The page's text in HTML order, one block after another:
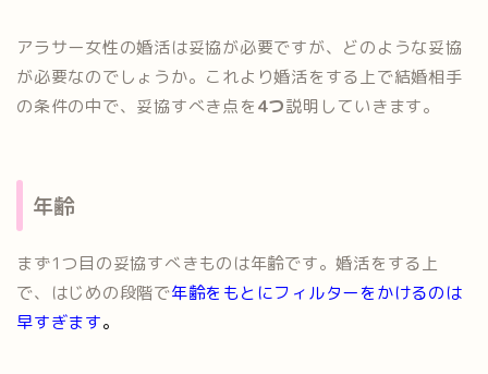
アラサー女性の婚活は妥協が必要ですが、どのような妥協
が必要なのでしょうか。これより婚活をする上で結婚相手
の条件の中で、妥協すべき点を4つ説明していきます。
年齢
まず1つ目の妥協すべきものは年齢です。婚活をする上
で、はじめの段階で年齢をもとにフィルターをかけるのは
早すぎます。